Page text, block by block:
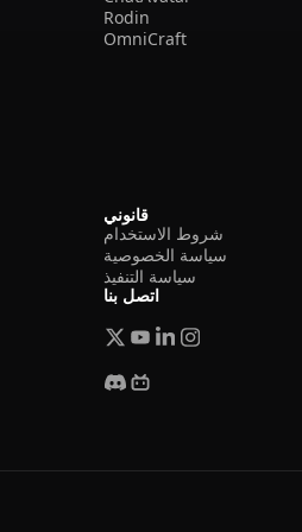
Rodin
OmniCraft
قانوني
شروط الاستخدام
سياسة الخصوصية
سياسة التنفيذ
اتصل بنا